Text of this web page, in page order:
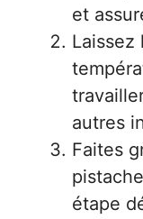
et
Laissez
autres
Faites
étape